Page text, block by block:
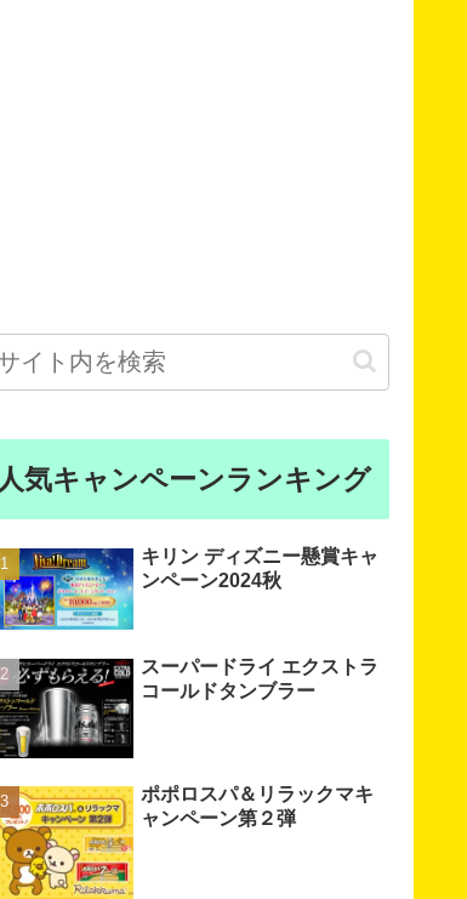
人気キャンペーンランキング
キリン ディズニー懸賞キャ
ンペーン2024秋
スーパードライ エクストラ
コールドタンブラー
ポポロスパ＆リラックマキ
ャンペーン第２弾